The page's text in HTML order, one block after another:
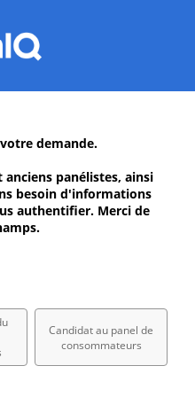
demande.
panélistes, ainsi
besoin d'informations
authentifier. Merci de
Candidat au panel de
consommateurs